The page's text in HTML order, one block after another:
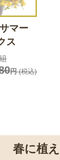
マー
ス
円(税込)
春に植